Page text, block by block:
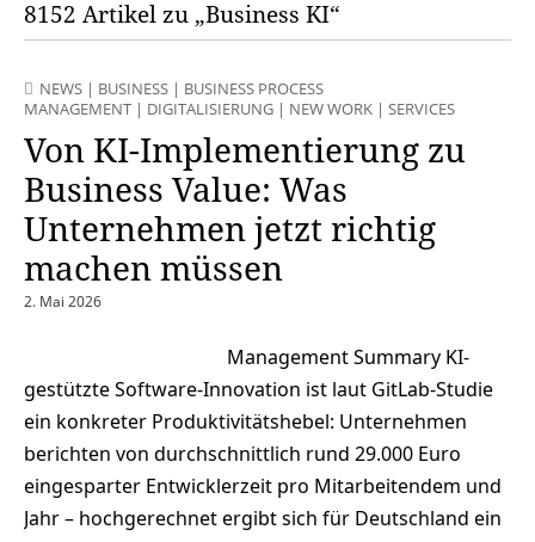
8152 Artikel zu „Business KI“
NEWS | BUSINESS | BUSINESS PROCESS
MANAGEMENT | DIGITALISIERUNG | NEW WORK | SERVICES
Von KI-Implementierung zu
Business Value: Was
Unternehmen jetzt richtig
machen müssen
2. Mai 2026
Management Summary KI-
gestützte Software-Innovation ist laut GitLab-Studie
ein konkreter Produktivitätshebel: Unternehmen
berichten von durchschnittlich rund 29.000 Euro
eingesparter Entwicklerzeit pro Mitarbeitendem und
Jahr – hochgerechnet ergibt sich für Deutschland ein